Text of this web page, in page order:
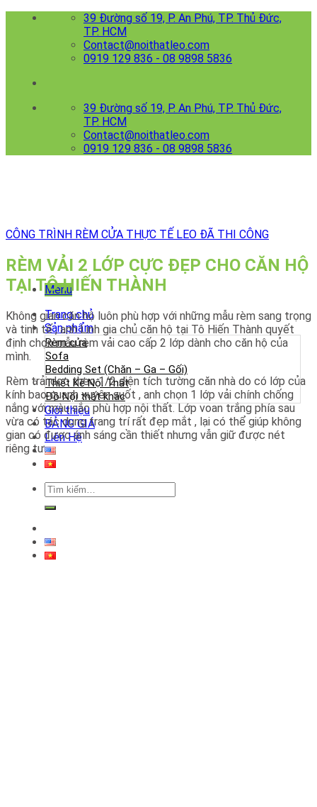
39 Đường số 19, P. An Phú, TP. Thủ Đức,
TP. HCM
Contact@noithatleo.com
0919 129 836 - 08 9898 5836
39 Đường số 19, P. An Phú, TP. Thủ Đức,
TP. HCM
Contact@noithatleo.com
0919 129 836 - 08 9898 5836
Menu
Trang chủ
Sản phẩm
Rèm cửa
Sofa
Bedding Set (Chăn – Ga – Gối)
Thiết Kế Nội Thất
Đồ Nội thất khác
Giới thiệu
BẢNG GIÁ
Liên Hệ
Tìm
kiếm:
CÔNG TRÌNH RÈM CỬA THỰC TẾ LEO ĐÃ THI CÔNG
RÈM VẢI 2 LỚP CỰC ĐẸP CHO CĂN HỘ
TẠI TÔ HIẾN THÀNH
Không gian căn hộ luôn phù hợp với những mẫu rèm sang trọng
và tinh tế , anh Linh gia chủ căn hộ tại Tô Hiến Thành quyết
định chọn mẫu rèm vải cao cấp 2 lớp dành cho căn hộ của
mình.
Rèm trải dọc theo 1/2 diện tích tường căn nhà do có lớp của
kính bao quanh xuyên suốt , anh chọn 1 lớp vải chính chống
nắng với màu sắc phù hợp nội thất. Lớp voan trắng phía sau
vừa có tác dụng trang trí rất đẹp mắt , lại có thể giúp không
gian có được ánh sáng cần thiết nhưng vẫn giữ được nét
riêng tư.